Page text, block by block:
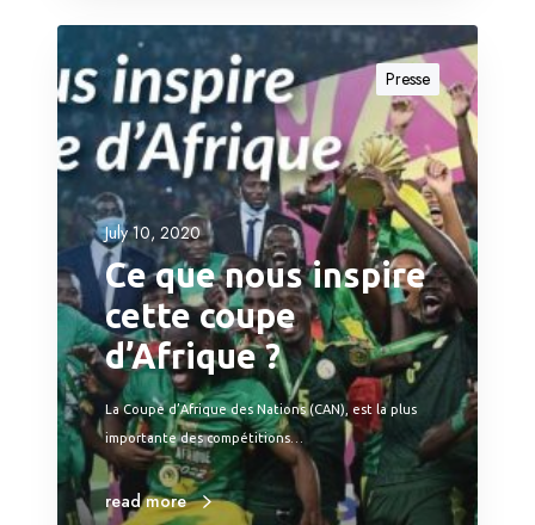
Presse
July 10, 2020
Ce que nous inspire
cette coupe
d’Afrique ?
La Coupe d’Afrique des Nations (CAN), est la plus
importante des compétitions…
read more